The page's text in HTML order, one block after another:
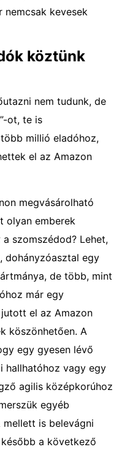
nemcsak kevesek
köztünk
nem tudunk, de
ot, te is
millió eladóhoz,
el az Amazon
megvásárolható
olyan emberek
szomszédod? Lehet,
dohányzóasztal egy
de több, mint
már egy
el az Amazon
köszönhetően. A
egy gyesen lévő
hallhatóhoz vagy egy
agilis középkorúhoz
egyéb
is belevágni
a következő